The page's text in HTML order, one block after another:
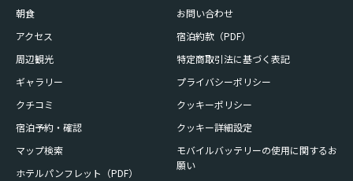
朝食
アクセス
周辺観光
ギャラリー
クチコミ
宿泊予約・確認
マップ検索
ホテルパンフレット（PDF）
お問い合わせ
宿泊約款（PDF）
特定商取引法に基づく表記
プライバシーポリシー
クッキーポリシー
クッキー詳細設定
モバイルバッテリーの使用に関するお
願い